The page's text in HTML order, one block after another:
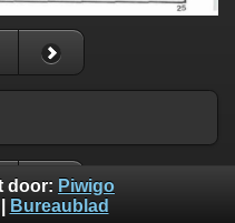
door: Piwigo
Bureaublad